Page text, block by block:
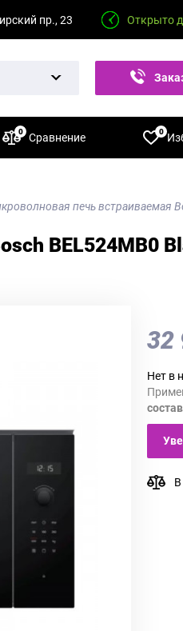
пр., 23 Открыто
Сравнение
0 0
печь встраиваемая
BEL524MB0
32
Нет в